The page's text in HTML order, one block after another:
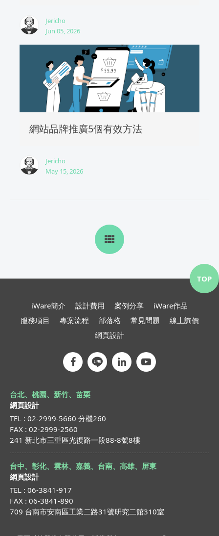
Jericho
Jun 05, 2026
網站品牌推廣5個有效方法
Jericho
May 15, 2026
iWare簡介 設計費用 案例分享
iWare作品
服務項目
專案流程 部落格 常見問題
線上詢價
網頁設計
台北、桃園、新竹、苗栗
網頁設計
TEL : 02-2999-5660 分機260
FAX : 02-2999-2560
241 新北市三重區光復路一段88-8號8樓
台中、彰化、雲林、嘉義、台南、高雄、屏東
網頁設計
TEL : 06-3841-917
FAX : 06-3841-890
709 台南市安南區工業二路31號研究二館310室
TOP